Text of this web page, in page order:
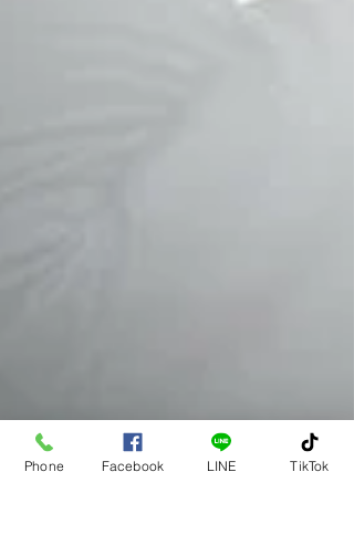
Phone Facebook LINE TikTok